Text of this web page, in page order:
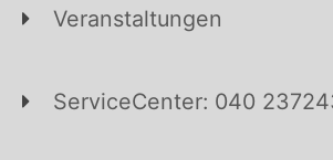
Veranstaltungen
ServiceCenter: 040